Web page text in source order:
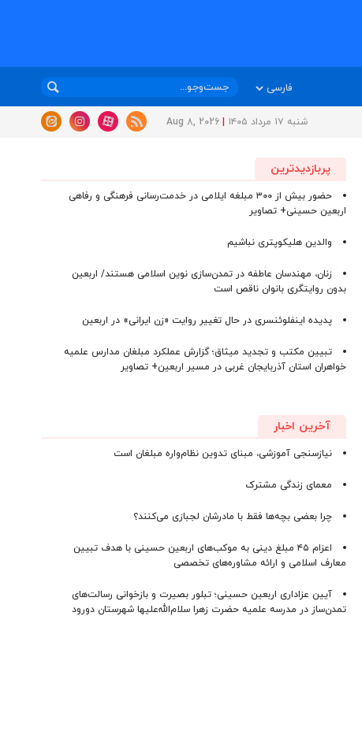
شنبه ۱۷ مرداد ۱۴۰۵ Aug 8, 2026
پربازدیدترین
حضور بیش از ۳۰۰ مبلغه ایلامی در خدمت‌رسانی فرهنگی و رفاهی
اربعین حسینی+ تصاویر
والدین هلیکوپتری نباشیم
زنان، مهندسان عاطفه در تمدن‌سازی نوین اسلامی هستند/ اربعین
بدون روایتگری بانوان ناقص است
پدیده اینفلوئنسری در حال تغییر روایت «زن ایرانی» در اربعین
تبیین مکتب و تجدید میثاق؛ گزارش عملکرد مبلغان مدارس علمیه
خواهران استان آذربایجان‌ غربی در مسیر اربعین+ تصاویر
آخرین اخبار
نیازسنجی آموزشی، مبنای تدوین نظام‌واره مبلغان است
معمای زندگی مشترک
چرا بعضی بچه‌ها فقط با مادرشان لجبازی می‌کنند؟
اعزام ۴۵ مبلغ دینی به موکب‌های اربعین حسینی با هدف تبیین
معارف اسلامی و ارائه مشاوره‌های تخصصی
آیین عزاداری اربعین حسینی؛ تبلور بصیرت و بازخوانی رسالت‌های
تمدن‌ساز در مدرسه علمیه حضرت زهرا سلام‌الله‌علیها شهرستان دورود